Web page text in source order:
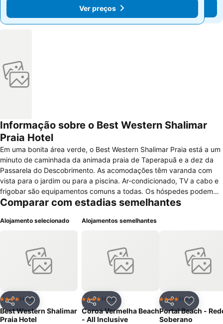
Ver preços
Ver preços
Informação sobre o Best Western Shalimar
Praia Hotel
Em uma bonita área verde, o Best Western Shalimar Praia está a um
minuto de caminhada da animada praia de Taperapuã e a dez da
Passarela do Descobrimento. As acomodações têm varanda com
vista para o jardim ou para a piscina. Ar-condicionado, TV a cabo e
frigobar são equipamentos comuns a todas. Os hóspedes podem
desfrutar a sauna, a hidromassagem e o salão de beleza. Há ainda
Western Shalimar Praia. Viajantes corporativos contam com espaço
quilômetro estão alternativas como o Esquina do Mundo o Acarajé
da Jaque. O centro histórico, entre os mais antigos do país, está a
um quilômetro e meio do hotel. Quem prefere praias tranquilas vai
outubro, o passeio de barco para observação de baleias-jubarte é
bastante procurado.
Comparar com estadias semelhantes
Alojamento selecionado
PartilharAdicionar aos favoritos
4 EstrelasHotel
Best Western Shalimar
Praia Hotel
Alojamentos semelhantes
PartilharAdicionar aos favoritos
4 EstrelasHotel
Coroa Vermelha Beach
- All Inclusive
Partilhar
4 EstrelasHotel
Portal Beach -
Soberano